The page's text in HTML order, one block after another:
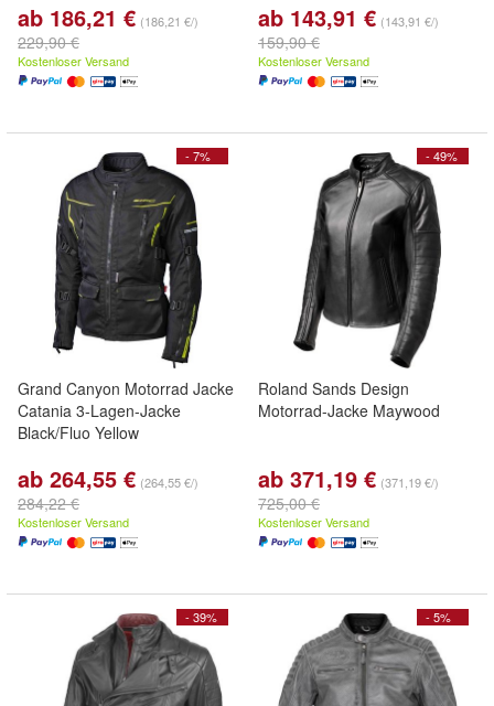
ab 186,21 € (186,21 €/)
229,90 €
Kostenloser Versand
ab 143,91 € (143,91 €/)
159,90 €
Kostenloser Versand
- 7%
Grand Canyon Motorrad Jacke
Catania 3-Lagen-Jacke
Black/Fluo Yellow
ab 264,55 € (264,55 €/)
284,22 €
Kostenloser Versand
- 49%
Roland Sands Design
Motorrad-Jacke Maywood
ab 371,19 € (371,19 €/)
725,00 €
Kostenloser Versand
- 39% - 5%